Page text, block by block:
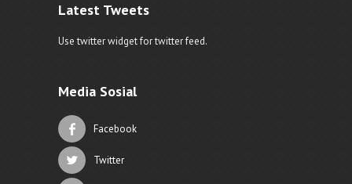
Latest Tweets
Use twitter widget for twitter feed.
Media Sosial
Facebook
Twitter